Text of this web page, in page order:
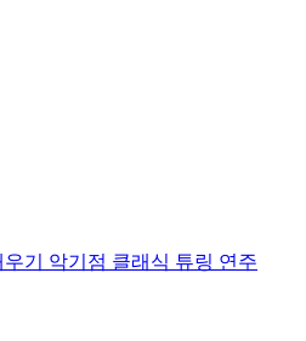
기 악기점 클래식 튜링 연주